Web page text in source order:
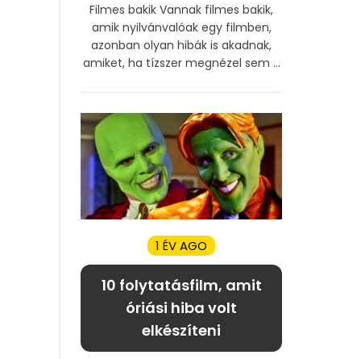
Filmes bakik Vannak filmes bakik,
amik nyilvánvalóak egy filmben,
azonban olyan hibák is akadnak,
amiket, ha tízszer megnézel sem ...
1 ÉV AGO
10 folytatásfilm, amit
óriási hiba volt
elkészíteni